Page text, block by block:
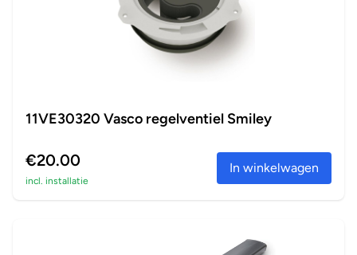
11VE30320 Vasco regelventiel Smiley
€20.00
incl. installatie
In winkelwagen